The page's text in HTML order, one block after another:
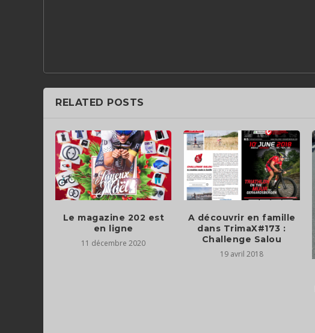
RELATED POSTS
Le magazine 202 est
en ligne
11 décembre 2020
A découvrir en famille
dans TrimaX#173 :
Challenge Salou
19 avril 2018